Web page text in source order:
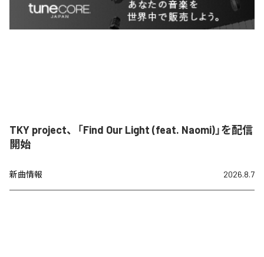
TKY project、「Find Our Light (feat. Naomi)」を配信
開始
新曲情報 2026.8.7